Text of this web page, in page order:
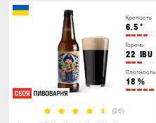
Крепость
6.5 °
Горечь
22 IBU
Плотность
18 %
(26)